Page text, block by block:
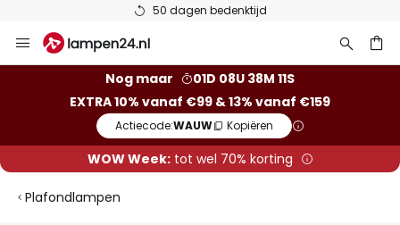
50 dagen bedenktijd
naar
Nog maar
01D 08U 38M 11S
EXTRA 10% vanaf €99 & 13% vanaf €159
Actiecode:WAUW Kopiëren
WOW Week:tot wel 70% korting
Plafondlampen